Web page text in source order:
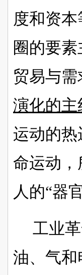
度和资
圈的要
贸易与
演化的主
运动的
命运动
人的“器官
工业
油、气